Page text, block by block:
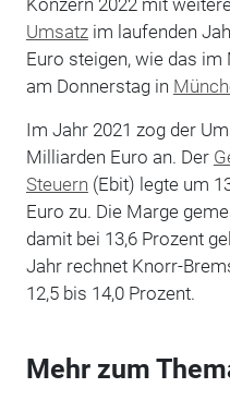
Umsatzim laufenden
Euro steigen, wie das
am Donnerstag in
Im Jahr 2021 zog der
Milliarden Euro an. Der
Steuern (Ebit) legte um
Euro zu. Die Marge
damit bei 13,6 Prozent
Jahr rechnet Knorr-
12,5 bis 14,0 Prozent.
Mehr zum